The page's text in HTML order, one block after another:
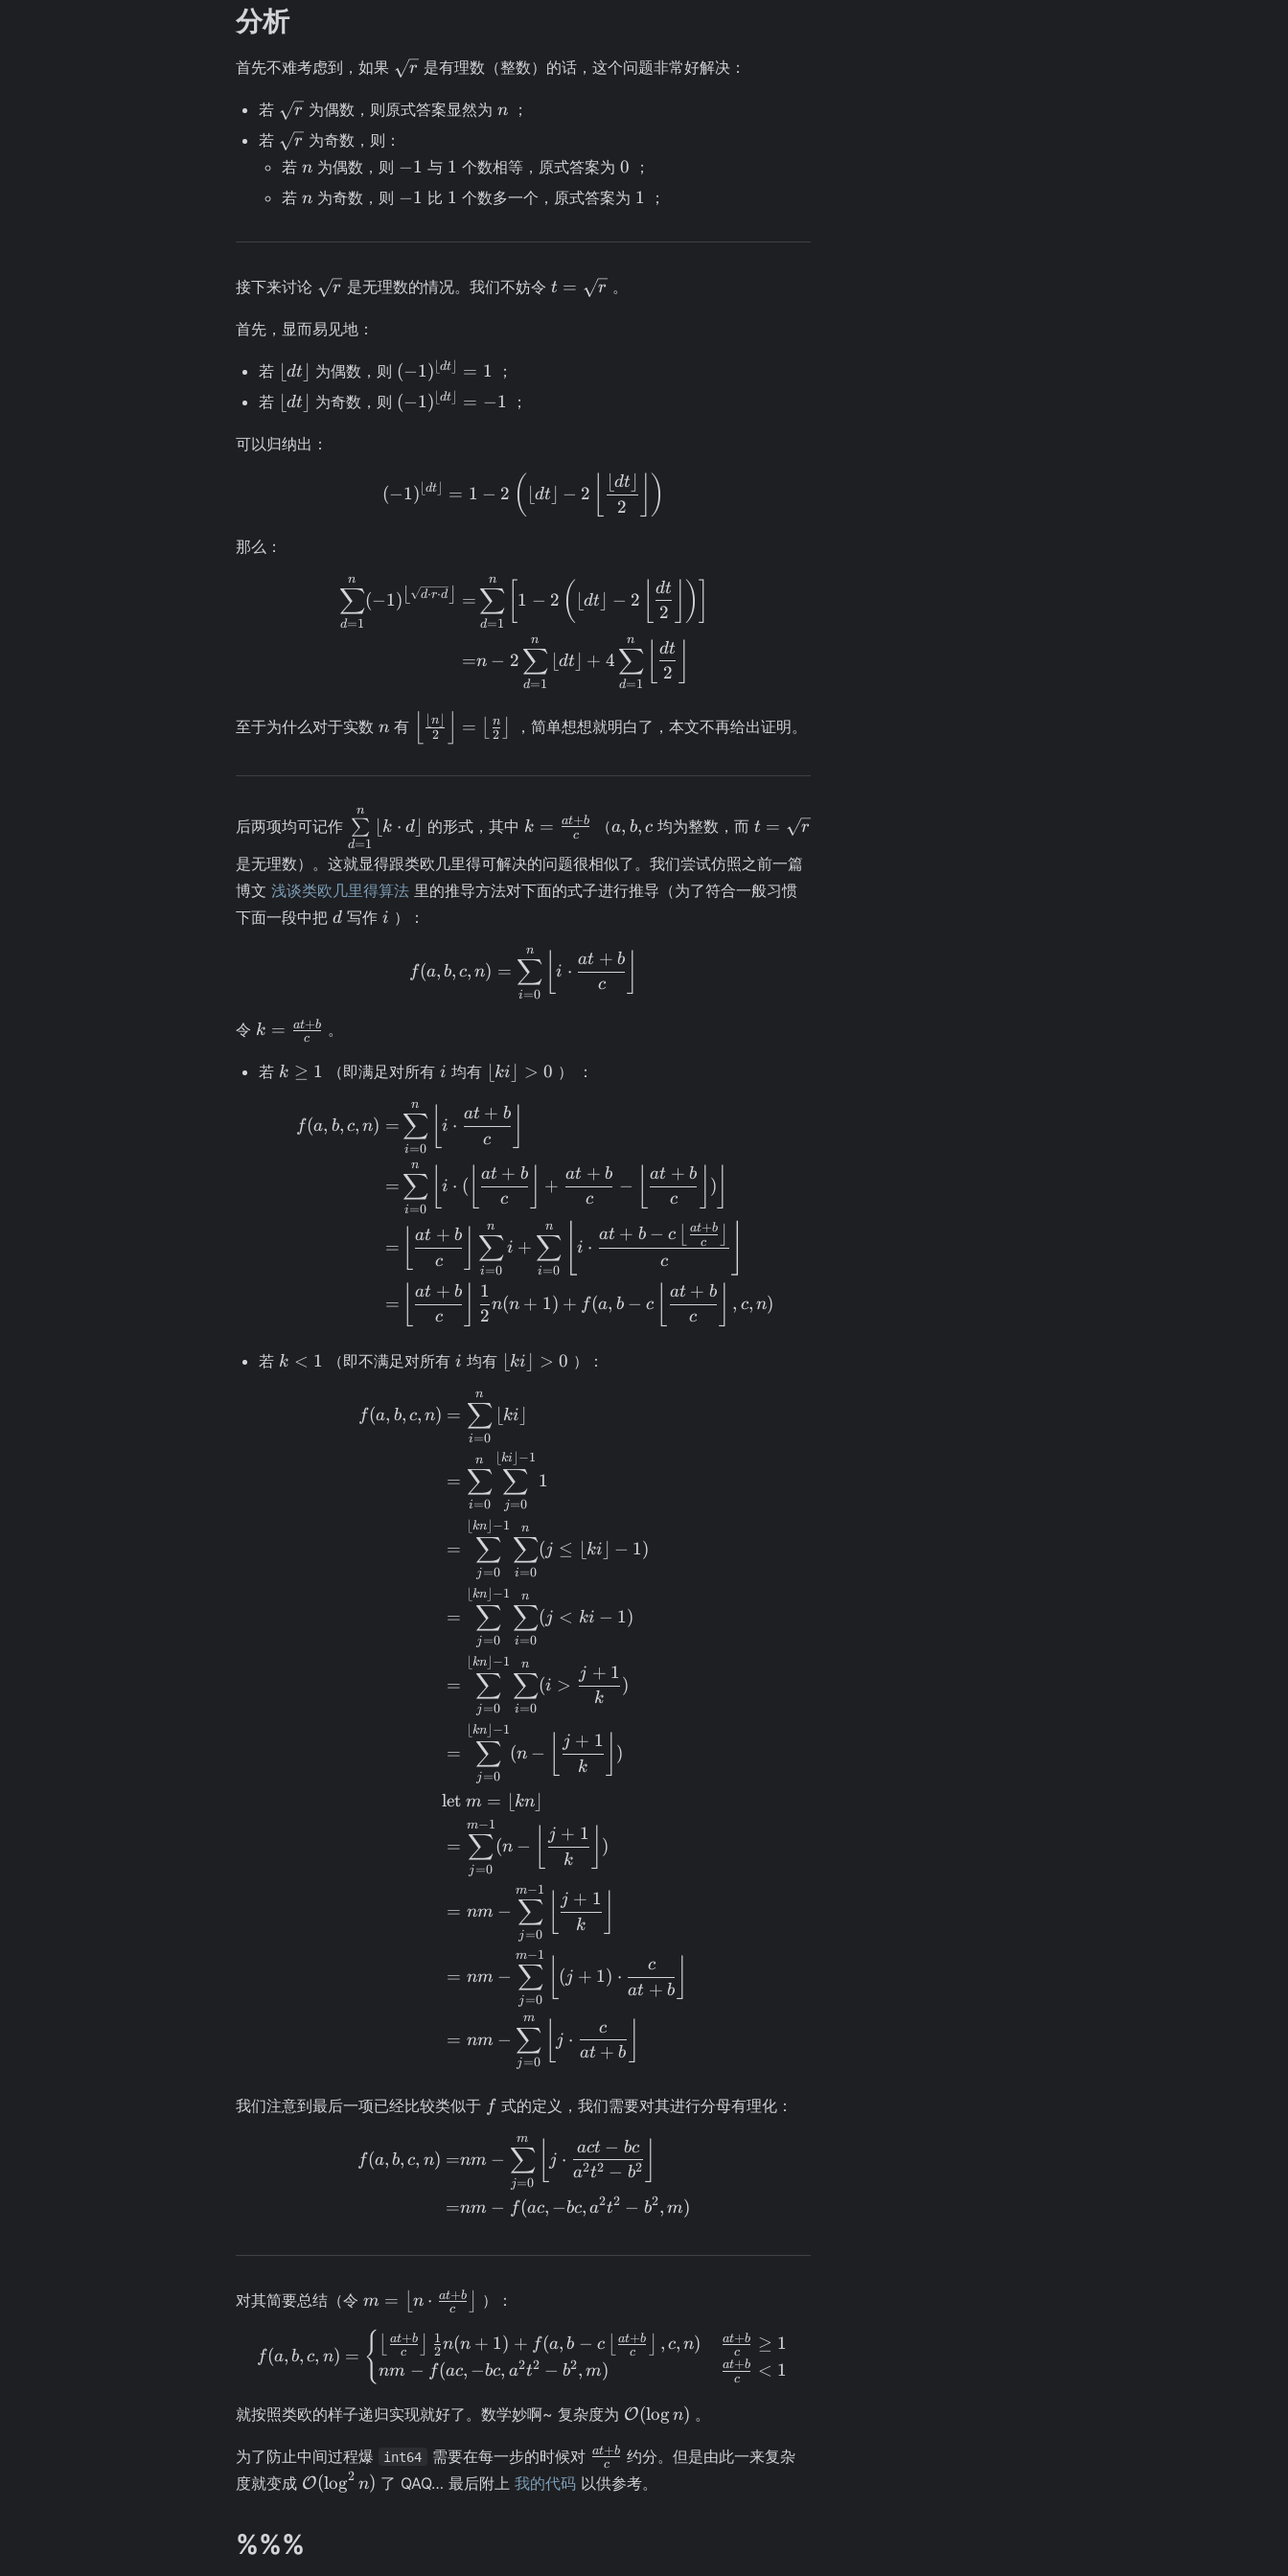
分析
首先不难考虑到，如果 \sqrt{r}
r 是有理数（整数）的话，这个问题非常好解决：
若 \sqrt{r}
r 为偶数，则原式答案显然为 n
n ；
若 \sqrt{r}
r 为奇数，则：
若 n
n 为偶数，则 -1
−1 与 1
1 个数相等，原式答案为 0
0 ；
若 n
n 为奇数，则 -1
−1 比 1
1 个数多一个，原式答案为 1
1 ；
接下来讨论 \sqrt{r}
r 是无理数的情况。我们不妨令 t =
t = r 。
首先，显而易见地：
若 \left\lfloor
dt
\right\rfloor
dt 为偶数，则 (-1)^{\left\lfloor
dt \right\rfloor}
= 1
(−1) dt = 1 ；
若 \left\lfloor
\right\rfloor
dt 为奇数，则 (-1)^{\left\lfloor
(−1) dt = −1 ；
可以归纳出：
(-1)^{\left\lfloor dt \right\rfloor} = 1 - 2\left( \left\lfloor dt \right\rfloor - 2\left\lfloor
(−1) dt = 1 − 2 ( dt − 2
2
dt )
那么：
\begin{aligned} \sum\limits_{d = 1}^{n} (-1)^{\left\lfloor \sqrt{d \cdot r \cdot d}
d=1
∑
n
(−1) d⋅r⋅d⌋ =
=
d=1
∑
n
1 − 2 ( ⌊dt − 2
2
dt )
n − 2
d=1
∑
n
⌊dt + 4
d=1
∑
n
2
dt
至于为什么对于实数 n
n 有
\left\lfloor
\frac{\left\lfloor
\frac{n}{2}
\right\rfloor
2
⌊n = 2
n ，简单想想就明白了，本文不再给出证明。
后两项均可记作 \sum\limits_{d
= 1}^{n}
\left\lfloor k
\cdot d
\right\rfloor
d=1
∑
n
k ⋅ d 的形式，其中 k =
\frac{at
+ b}
{c}
k = c
at+b （
b,
c
a, b, c均为整数，而 t =
\sqrt{r}
t = r
是无理数）。这就显得跟类欧几里得可解决的问题很相似了。我们尝试仿照之前一篇
博文 浅谈类欧几里得算法 里的推导方法对下面的式子进行推导（为了符合一般习惯
下面一段中把 d
d 写作 i
i ）：
f(a, b, c, n) = \sum\limits_{i = 0}^{n} \left\lfloor i \cdot \frac{at + b}{c} \right\rfloor
f(a, b, c, n) =
i=0
∑
n ⌊i ⋅
c
at + b
令 k =
\frac{at
+ b}
k = c
at+b 。
若 k
k ≥ 1 （即满足对所有i
i 均有 \left\lfloor
\right\rfloor
> 0
ki > 0 ） ：
f(a, b, c, n) =
=
=
=
i=0
∑
n
i ⋅
c
at + b
i=0
∑
n
i ⋅ (
c
at + b
+
c
at + b
−
c
at + b
)
c
at + b
i=0
∑
n
i +
i=0
∑
n
i ⋅
c
at + b − c c
at+b
c
at + b
2
1
n(n + 1) + f(a, b − c
c
at + b
, c, n)
若 k
k < 1 （即不满足对所有i
i 均有 \left\lfloor
\right\rfloor
> 0
ki > 0 ）：
f(a, b, c, n) =
i=0
∑
n
ki
=
i=0
∑
n
j=0
∑
ki −1
1
=
j=0
∑
kn⌋ −1
i=0
∑
n
(j ≤ ki − 1)
=
j=0
∑
kn⌋ −1
i=0
∑
n
(j < ki − 1)
=
j=0
∑
kn⌋ −1
i=0
∑
n
(i >
k
j + 1
)
=
j =0
∑
kn⌋ −1
(n −
k
j + 1
)
let m = kn⌋
=
j =0
∑
m−1
(n −
k
j + 1
)
= nm −
j =0
∑
m−1
k
j + 1
= nm −
j =0
∑
m−1
(j + 1) ⋅
at + b
c
= nm −
j =0
∑
m ⌊j ⋅
at + b
c
我们注意到最后一项已经比较类似于 ff 式的定义，我们需要对其进行分母有理化：
\begin{aligned} f(a, b, c, n) = & nm - \sum\limits_{j = 0}^{m} \left\lfloor j \cdot \frac{act -
f(a, b, c, n) =
=
nm −
j=0
∑
m ⌊j ⋅
a2t2 − b2
act − bc
nm − f(ac, −bc, a2t2 − b2, m)
对其简要总结（令 m =
\left\lfloor n
\cdot
\frac{at +
b}{c}
\right\rfloor
m = n ⋅ c
at+b ）：
f(a, b, c, n) = \begin{cases} \left\lfloor \frac{at + b}{c} \right\rfloor \frac{1}{2}n(n + 1) +
f(a, b, c, n) = { c
at+b
2
1n(n + 1) + f(a, b − c c
at+b , c, n)
nm − f(ac, −bc, a2t2 − b2, m)
c
at+b ≥ 1
c
at+b < 1
就按照类欧的样子递归实现就好了。数学妙啊~ 复杂度为 \mathcal{O}
O(logn) 。
为了防止中间过程爆 int64 需要在每一步的时候对 \frac{at
+ b}
{c}
c
at+b 约分。但是由此一来复杂
度就变成 \mathcal{O}
O(log2 n) 了 QAQ… 最后附上我的代码 以供参考。
%%%